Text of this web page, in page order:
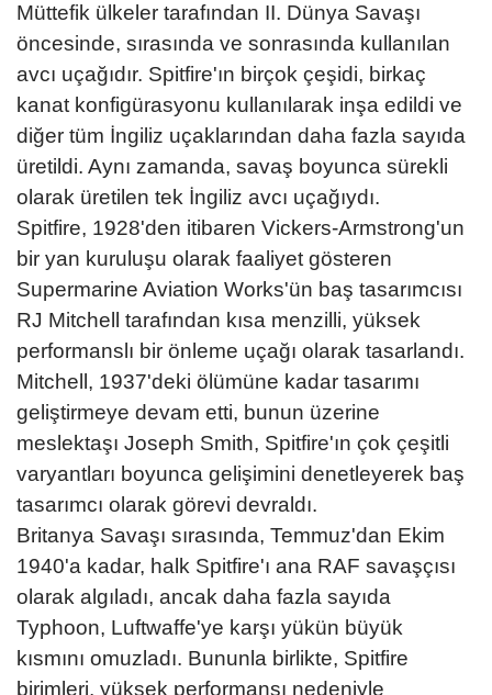
Müttefik ülkeler tarafından II. Dünya Savaşı
öncesinde, sırasında ve sonrasında kullanılan
avcı uçağıdır. Spitfire'ın birçok çeşidi, birkaç
kanat konfigürasyonu kullanılarak inşa edildi ve
diğer tüm İngiliz uçaklarından daha fazla sayıda
üretildi. Aynı zamanda, savaş boyunca sürekli
olarak üretilen tek İngiliz avcı uçağıydı.
Spitfire, 1928'den itibaren Vickers-Armstrong'un
bir yan kuruluşu olarak faaliyet gösteren
Supermarine Aviation Works'ün baş tasarımcısı
RJ Mitchell tarafından kısa menzilli, yüksek
performanslı bir önleme uçağı olarak tasarlandı.
Mitchell, 1937'deki ölümüne kadar tasarımı
geliştirmeye devam etti, bunun üzerine
meslektaşı Joseph Smith, Spitfire'ın çok çeşitli
varyantları boyunca gelişimini denetleyerek baş
tasarımcı olarak görevi devraldı.
Britanya Savaşı sırasında, Temmuz'dan Ekim
1940'a kadar, halk Spitfire'ı ana RAF savaşçısı
olarak algıladı, ancak daha fazla sayıda
Typhoon, Luftwaffe'ye karşı yükün büyük
kısmını omuzladı. Bununla birlikte, Spitfire
birimleri, yüksek performansı nedeniyle